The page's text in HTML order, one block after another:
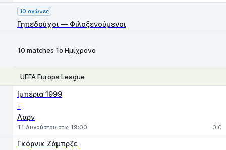
10 αγώνες
Γηπεδούχοι — Φιλοξενούμενοι
10 matches 1ο Ημίχρονο
UEFA Europa League
Ιμπέρια 1999
-
Λαρν
11 Αυγούστου στις 19:00 0:0
Γκόρνικ Ζάμπρζε